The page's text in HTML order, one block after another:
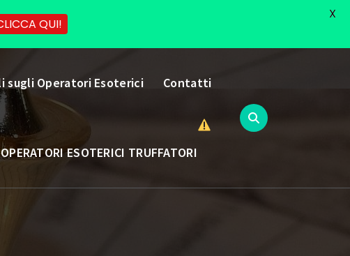
sugli Operatori Esoterici Contatti
OPERATORI ESOTERICI TRUFFATORI
QUI!
X